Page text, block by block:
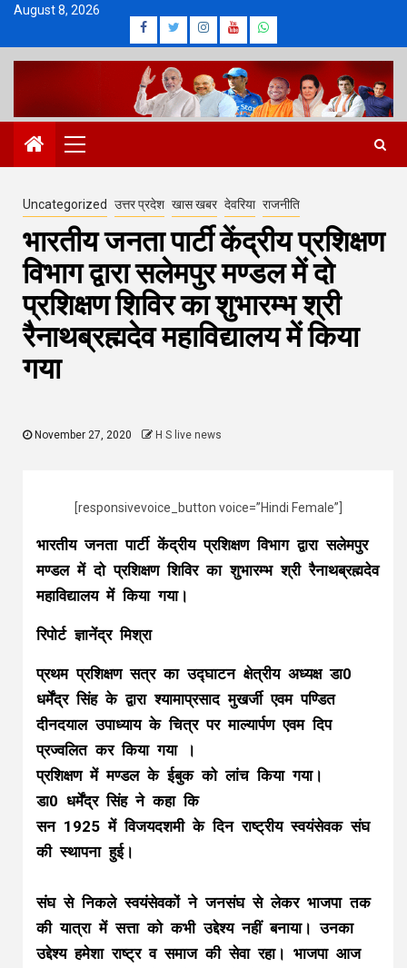
Skip
content
August 8, 2026
Facebook
Twitter
Instagram
Youtube
Whatsapp
Primary
Menu
Uncategorized उत्तर प्रदेश खास खबर देवरिया राजनीति
भारतीय जनता पार्टी केंद्रीय प्रशिक्षण
विभाग द्वारा सलेमपुर मण्डल में दो
प्रशिक्षण शिविर का शुभारम्भ श्री
रैनाथब्रह्मदेव महाविद्यालय में किया
गया
November 27, 2020 H S live news
[responsivevoice_button voice=”Hindi Female”]
भारतीय जनता पार्टी केंद्रीय प्रशिक्षण विभाग द्वारा सलेमपुर
मण्डल में दो प्रशिक्षण शिविर का शुभारम्भ श्री रैनाथब्रह्मदेव
महाविद्यालय में किया गया।
रिपोर्ट ज्ञानेंद्र मिश्रा
प्रथम प्रशिक्षण सत्र का उद्घाटन क्षेत्रीय अध्यक्ष डा0
धर्मेंद्र सिंह के द्वारा श्यामाप्रसाद मुखर्जी एवम पण्डित
दीनदयाल उपाध्याय के चित्र पर माल्यार्पण एवम दिप
प्रज्वलित कर किया गया ।
प्रशिक्षण में मण्डल के ईबुक को लांच किया गया।
डा0 धर्मेंद्र सिंह ने कहा कि
सन 1925 में विजयदशमी के दिन राष्ट्रीय स्वयंसेवक संघ
की स्थापना हुई।
संघ से निकले स्वयंसेवकों ने जनसंघ से लेकर भाजपा तक
की यात्रा में सत्ता को कभी उद्देश्य नहीं बनाया। उनका
उद्देश्य हमेशा राष्ट्र व समाज की सेवा रहा। भाजपा आज